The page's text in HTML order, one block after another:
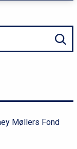
Møllers Fond